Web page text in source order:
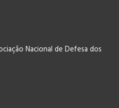
Nacional de Defesa dos